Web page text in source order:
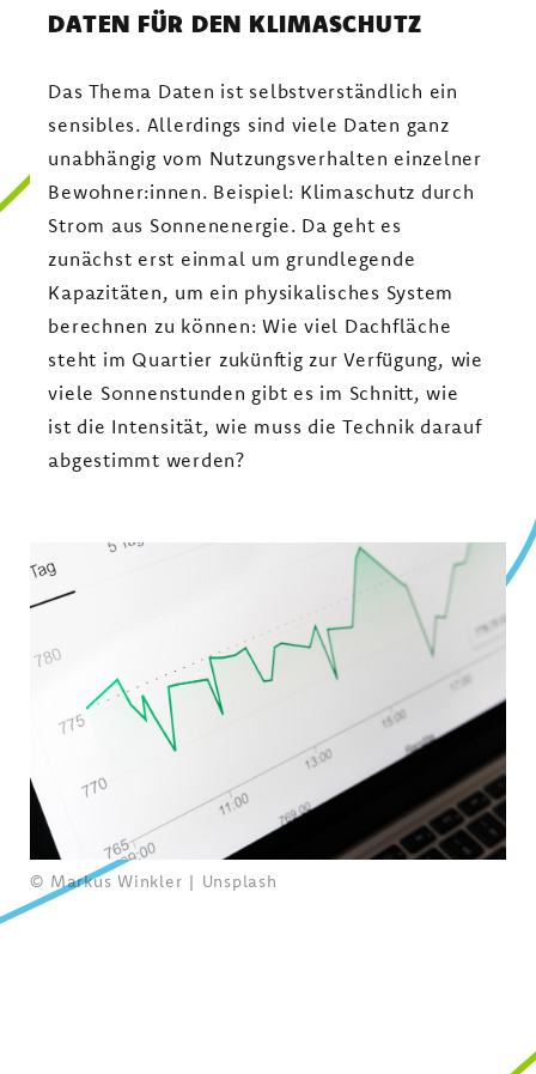
DATEN FÜR DEN KLIMASCHUTZ
Das Thema Daten ist selbstverständlich ein
sensibles. Allerdings sind viele Daten ganz
unabhängig vom Nutzungsverhalten einzelner
Bewohner:innen. Beispiel: Klimaschutz durch
Strom aus Sonnenenergie. Da geht es
zunächst erst einmal um grundlegende
Kapazitäten, um ein physikalisches System
berechnen zu können: Wie viel Dachfläche
steht im Quartier zukünftig zur Verfügung, wie
viele Sonnenstunden gibt es im Schnitt, wie
ist die Intensität, wie muss die Technik darauf
abgestimmt werden?
© Markus Winkler | Unsplash